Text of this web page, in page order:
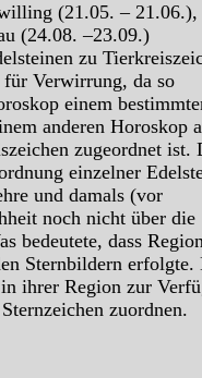
(21.05. – 21.06.),
(24.08. –23.09.)
zu
Verwirrung, da so
einem
anderen Horoskop
zugeordnet ist.
einzelner
und damals (vor
noch nicht über die
bedeutete, dass
Sternbildern erfolgte.
ihrer Region zur
zuordnen.